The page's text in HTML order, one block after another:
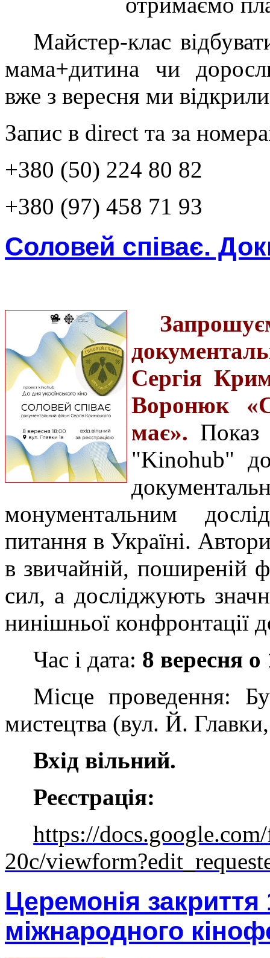
Майстер-клас
мама+дитина чи
вже з вересня ми
Запис в direct та за
+380 (50) 224 80 82
+380 (97) 458 71 93
Соловей співає.
Сергія
Воронюк
має». Показ
"Kinohub"
монументальним
питання в Україні.
в звичайній, поширеній
сил, а досліджують
нинішньої конфронтації
Час і дата: 8 вересня о
Місце проведення:
мистецтва (вул. Й.
Вхід вільний.
Реєстрація:
https://
20c/
Церемонія закриття
міжнародного